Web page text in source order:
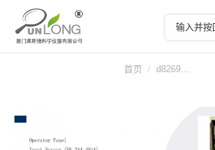
首页 d8269…